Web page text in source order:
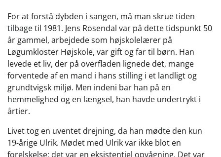
For at forstå dybden i sangen, må man skrue tiden
tilbage til 1981. Jens Rosendal var på dette tidspunkt 50
år gammel, arbejdede som højskolelærer på
Løgumkloster Højskole, var gift og far til børn. Han
levede et liv, der på overfladen lignede det, mange
forventede af en mand i hans stilling i et landligt og
grundtvigsk miljø. Men indeni bar han på en
hemmelighed og en længsel, han havde undertrykt i
årtier.
Livet tog en uventet drejning, da han mødte den kun
19-årige Ulrik. Mødet med Ulrik var ikke blot en
forelskelse; det var en eksistentiel opvågning. Det var